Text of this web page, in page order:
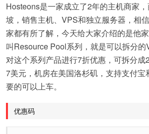
Hosteons是一家成立了2年的主机商家
坡，销售主机、VPS和独立服务器，相
家都有所了解，今天给大家介绍的是他
叫Resource Pool系列，就是可以拆分
对这个系列产品进行7折优惠，可拆分
7美元，机房在美国洛杉矶，支持支付宝
要的可以上车。
优惠码